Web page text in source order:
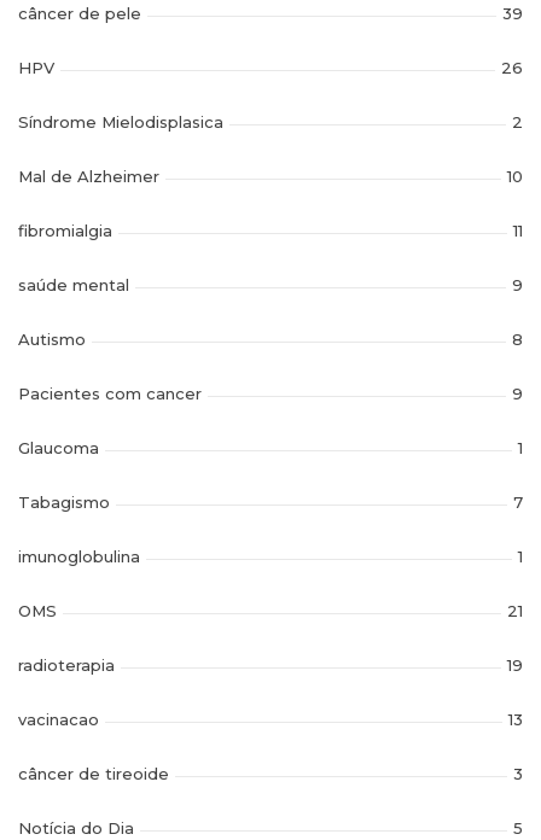
câncer de pele 39
HPV 26
Síndrome Mielodisplasica 2
Mal de Alzheimer 10
fibromialgia 11
saúde mental 9
Autismo 8
Pacientes com cancer 9
Glaucoma 1
Tabagismo 7
imunoglobulina 1
OMS 21
radioterapia 19
vacinacao 13
câncer de tireoide 3
Notícia do Dia 5